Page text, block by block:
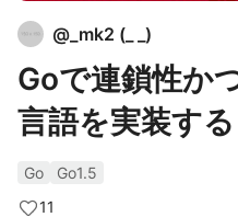
@ _mk2 ( )
Goで連鎖性か
言語を実装する
Go
Go1.5
11